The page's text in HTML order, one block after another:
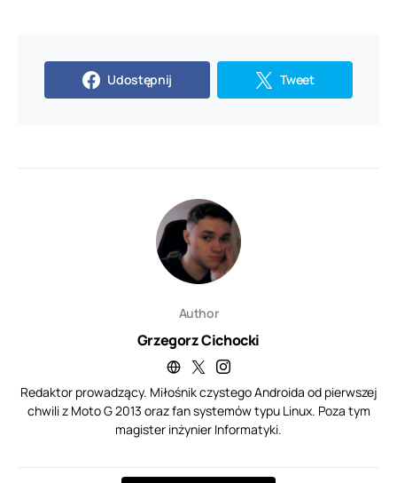
Udostępnij Tweet
Author
Grzegorz Cichocki
Redaktor prowadzący. Miłośnik czystego Androida od pierwszej
chwili z Moto G 2013 oraz fan systemów typu Linux. Poza tym
magister inżynier Informatyki.